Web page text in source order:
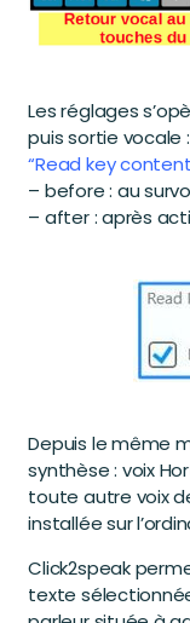
Les réglages
puis sortie vocale :
“Read key
– before : au
– after : après
Depuis le même
synthèse : voix
toute autre voix
installée sur
Click2speak
texte